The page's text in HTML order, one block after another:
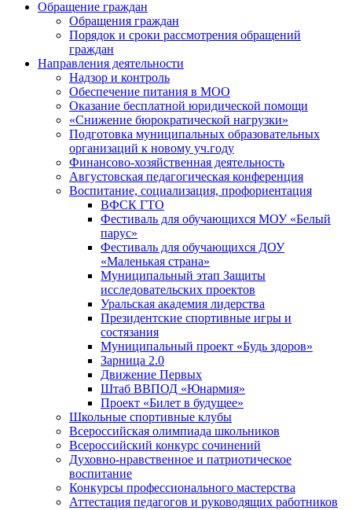
Обращение граждан
Обращения граждан
Порядок и сроки рассмотрения обращений
граждан
Направления деятельности
Надзор и контроль
Обеспечение питания в МОО
Оказание бесплатной юридической помощи
«Снижение бюрократической нагрузки»
Подготовка муниципальных образовательных
организаций к новому уч.году
Финансово-хозяйственная деятельность
Августовская педагогическая конференция
Воспитание, социализация, профориентация
ВФСК ГТО
Фестиваль для обучающихся МОУ «Белый
парус»
Фестиваль для обучающихся ДОУ
«Маленькая страна»
Муниципальный этап Защиты
исследовательских проектов
Уральская академия лидерства
Президентские спортивные игры и
состязания
Муниципальный проект «Будь здоров»
Зарница 2.0
Движение Первых
Штаб ВВПОД «Юнармия»
Проект «Билет в будущее»
Школьные спортивные клубы
Всероссийская олимпиада школьников
Всероссийский конкурс сочинений
Духовно-нравственное и патриотическое
воспитание
Конкурсы профессионального мастерства
Аттестация педагогов и руководящих работников